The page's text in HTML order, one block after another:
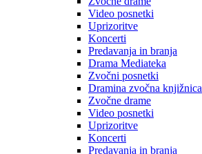
Video posnetki
Uprizoritve
Koncerti
Predavanja in branja
Drama Mediateka
Zvočni posnetki
Dramina zvočna knjižnica
Zvočne drame
Video posnetki
Uprizoritve
Koncerti
Predavanja in branja